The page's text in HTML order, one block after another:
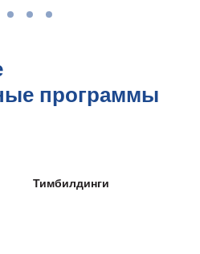
программы
Тимбилдинги